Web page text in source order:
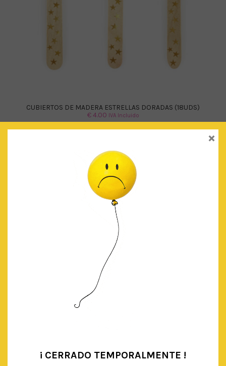
CUBIERTOS DE MADERA ESTRELLAS DORADAS (18UDS)
€4.00 IVA Incluido
¡ CERRADO TEMPORALMENTE !
×